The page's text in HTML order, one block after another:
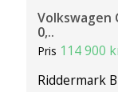
Volkswagen
0,..
Pris 114 900
Riddermark